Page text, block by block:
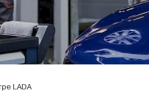
LADA